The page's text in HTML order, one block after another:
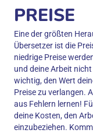
PREISE
Eine der größten
Übersetzer ist die
niedrige Preise
und deine Arbeit
wichtig, den Wert
Preise zu verlangen.
aus Fehlern lernen!
deine Kosten, den
einzubeziehen.